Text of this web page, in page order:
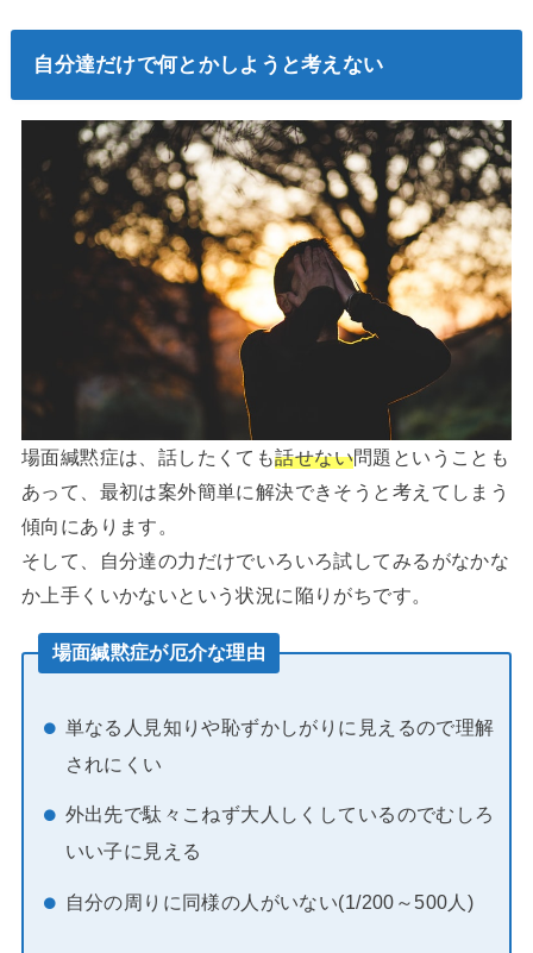
自分達だけで何とかしようと考えない
場面緘黙症は、話したくても話せない問題ということも
あって、最初は案外簡単に解決できそうと考えてしまう
傾向にあります。
そして、自分達の力だけでいろいろ試してみるがなかな
か上手くいかないという状況に陥りがちです。
場面緘黙症が厄介な理由
単なる人見知りや恥ずかしがりに見えるので理解
されにくい
外出先で駄々こねず大人しくしているのでむしろ
いい子に見える
自分の周りに同様の人がいない(1/200～500人)